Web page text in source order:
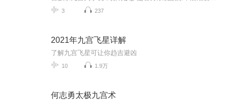
3 237
2021年九宫飞星详解
了解九宫飞星可让你趋吉避凶
10 1.9万
何志勇太极九宫术